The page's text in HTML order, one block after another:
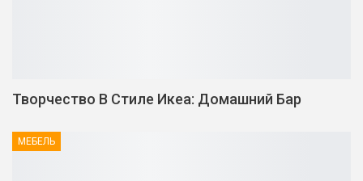
Творчество В Стиле Икеа: Домашний Бар
МЕБЕЛЬ